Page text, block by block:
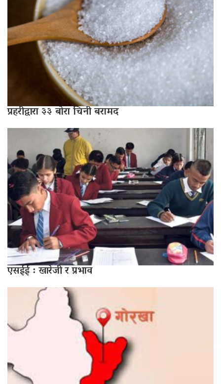
प्रहरीद्वारा ३३ बोरा चिनी बरामद
एसईई : खारेजी र प्रभाव